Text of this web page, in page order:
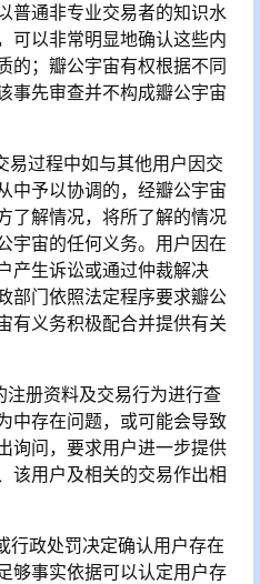
普通非专业交易者的知识水
可以非常明显地确认这些内
的；瓣公宇宙有权根据不同
事先审查并不构成瓣公宇宙
过程中如与其他用户因交
中予以协调的，经瓣公宇宙
了解情况，将所了解的情况
宇宙的任何义务。用户因在
产生诉讼或通过仲裁解决
部门依照法定程序要求瓣公
有义务积极配合并提供有关
册资料及交易行为进行查
中存在问题，或可能会导致
询问，要求用户进一步提供
该用户及相关的交易作出相
政处罚决定确认用户存在
够事实依据可以认定用户存